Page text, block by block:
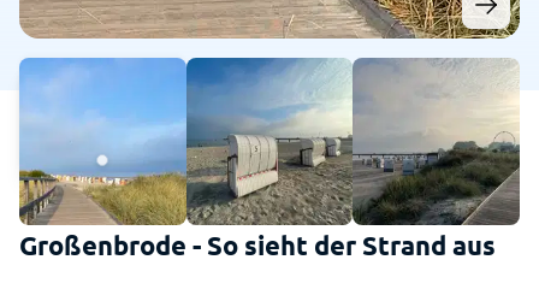
Großenbrode - So sieht der Strand aus